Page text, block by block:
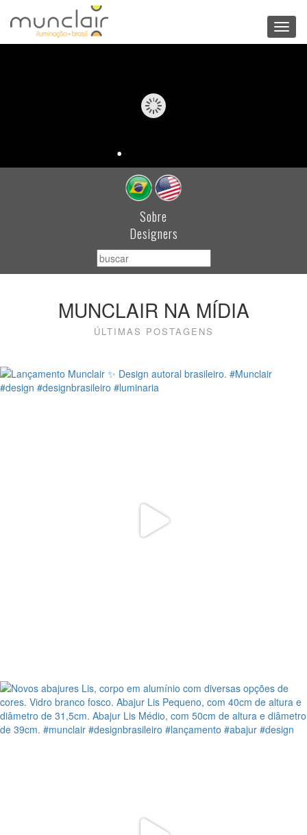
Sobre
Designers
MUNCLAIR NA MÍDIA
ÚLTIMAS POSTAGENS